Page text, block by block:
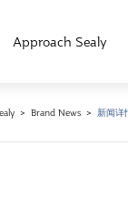
Approach Sealy
> Brand News > 新闻详